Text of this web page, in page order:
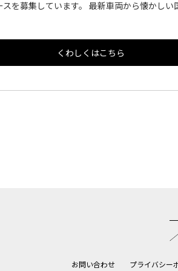
を募集しています。 最新車両から懐かし
くわしくはこちら
お問い合わせ プライバシー